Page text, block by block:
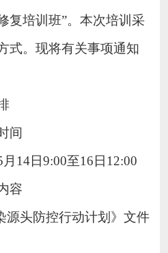
复培训班”。本次培训采
式。现将有关事项通知
间
月 14日9:00至16日12:00
容
源头防控行动计划》文件